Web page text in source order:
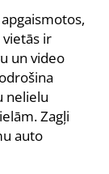
ir
un video
nelielu
Zagļi
auto